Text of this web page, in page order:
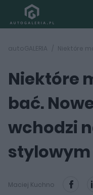
autoGALERIA
Niektóre
bać.
wchodzi
Maciej Kuchno